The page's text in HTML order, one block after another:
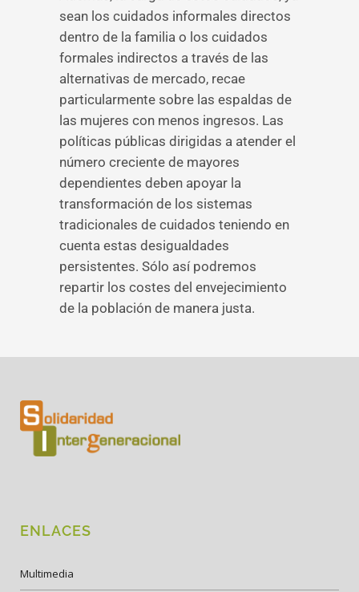
sean los cuidados informales directos
dentro de la familia o los cuidados
formales indirectos a través de las
alternativas de mercado, recae
particularmente sobre las espaldas de
las mujeres con menos ingresos. Las
políticas públicas dirigidas a atender el
número creciente de mayores
dependientes deben apoyar la
transformación de los sistemas
tradicionales de cuidados teniendo en
cuenta estas desigualdades
persistentes. Sólo así podremos
repartir los costes del envejecimiento
de la población de manera justa.
ENLACES
Multimedia